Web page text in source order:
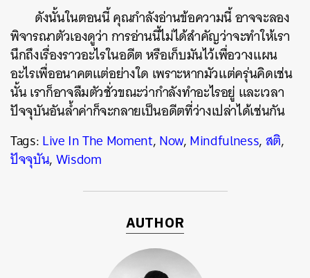
ดังนั้นในตอนนี้ คุณกำลังอ่านข้อความนี้ อาจจะลอง
พิจารณาตัวเองดูว่า การอ่านนี้ไม่ได้สำคัญว่าจะทำให้เรา
นึกถึงเรื่องราวอะไรในอดีต หรือเก็บมันไว้เพื่อวางแผน
อะไรเพื่ออนาคตแต่อย่างใด เพราะหากมัวแต่ครุ่นคิดเช่น
นั้น เราก็อาจลืมตัวชั่วขณะว่ากำลังทำอะไรอยู่ และเวลา
ปัจจุบันอันล้ำค่าก็จะกลายเป็นอดีตที่ว่างเปล่าได้เช่นกัน
Tags:Live In The Moment,Now,Mindfulness,สติ,
ปัจจุบัน,Wisdom
AUTHOR